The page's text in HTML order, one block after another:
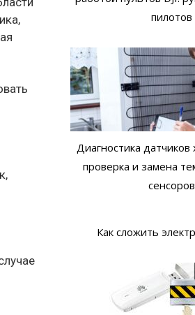
пилотов
Диагностика датчиков
проверка и замена
сенсоров
Как сложить